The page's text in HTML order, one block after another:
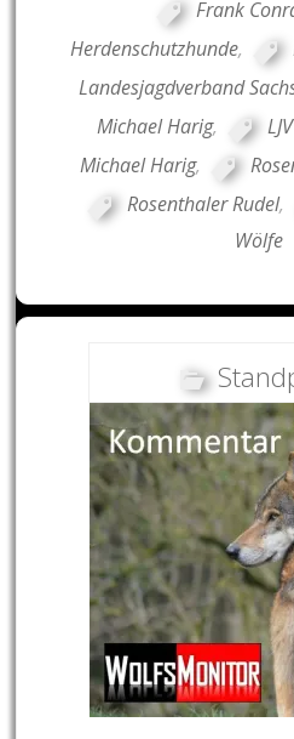
Frank
Herdenschutzhunde,
Landesjagdverband
Michael Harig,
Michael Harig,
Rosenthaler Rudel,
Wölfe